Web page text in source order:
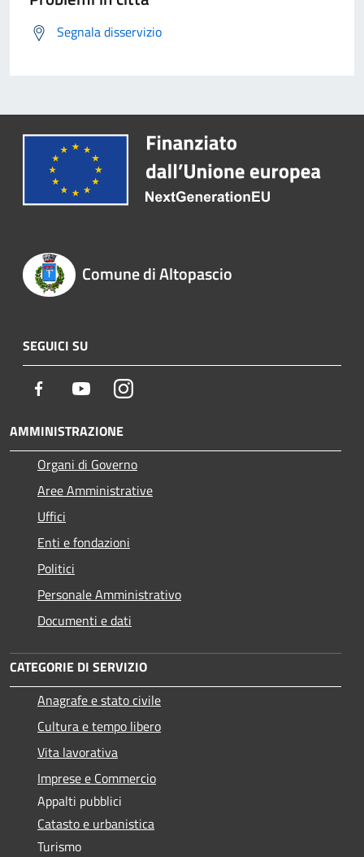
Segnala disservizio
Comune di Altopascio
SEGUICI SU
Facebook YoutubeInstagram
AMMINISTRAZIONE
Organi di Governo
Aree Amministrative
Uffici
Enti e fondazioni
Politici
Personale Amministrativo
Documenti e dati
CATEGORIE DI SERVIZIO
Anagrafe e stato civile
Cultura e tempo libero
Vita lavorativa
Imprese e Commercio
Appalti pubblici
Catasto e urbanistica
Turismo